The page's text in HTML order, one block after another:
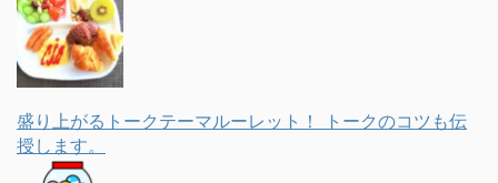
盛り上がるトークテーマルーレット！ トークのコツも伝
授します。